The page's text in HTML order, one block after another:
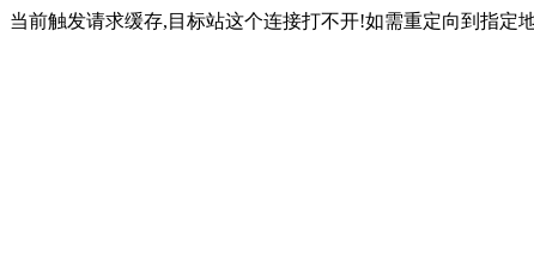
当前触发请求缓存,目标站这个连接打不开!如需重定向到指定